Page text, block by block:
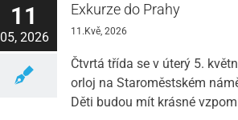
11
05, 2026
Exkurze do Prahy
11.Kvě, 2026
Čtvrtá třída se v úterý 5.
orloj na Staroměstském
Děti budou mít krásné